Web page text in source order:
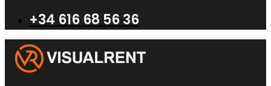
+34 616 68 56 36